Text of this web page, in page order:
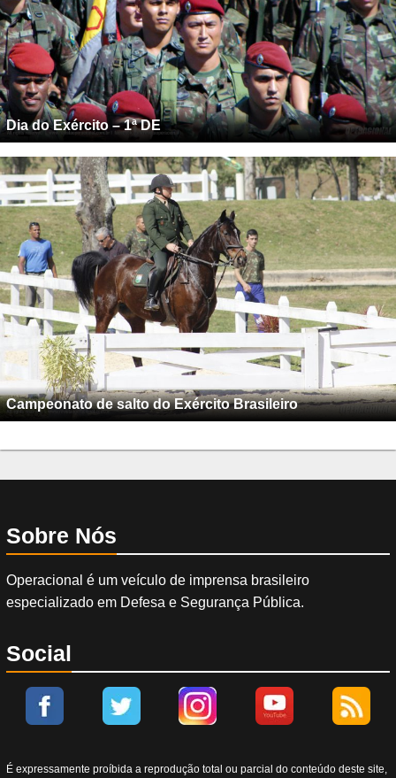
Dia do Exército – 1ª DE
Campeonato de salto do Exército Brasileiro
Sobre Nós
Operacional é um veículo de imprensa brasileiro
especializado em Defesa e Segurança Pública.
Social
É expressamente proíbida a reprodução total ou parcial do conteúdo deste site,